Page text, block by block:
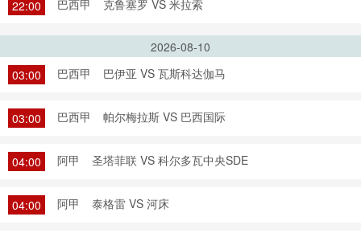
22:00 巴西甲 克鲁塞罗 VS 米拉索
2026-08-10
03:00
巴西甲 巴伊亚 VS 瓦斯科达伽马
03:00 巴西甲 帕尔梅拉斯 VS 巴西国际
04:00 阿甲 圣塔菲联 VS 科尔多瓦中央SDE
04:00 阿甲 泰格雷 VS 河床